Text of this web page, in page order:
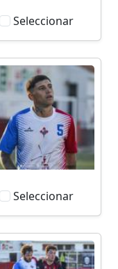
Seleccionar
Seleccionar